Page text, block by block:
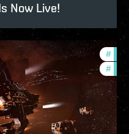
Now Live!
#
#